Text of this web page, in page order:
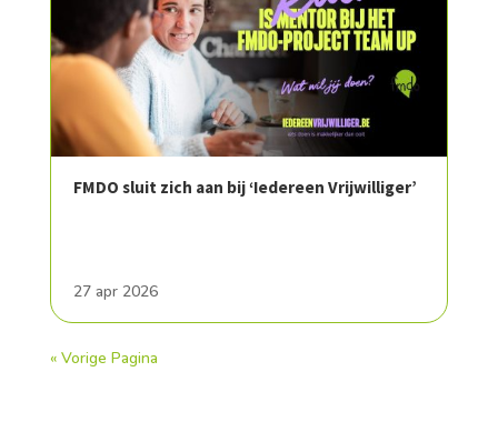
FMDO sluit zich aan bij ‘Iedereen Vrijwilliger’
27 apr 2026
« Vorige Pagina